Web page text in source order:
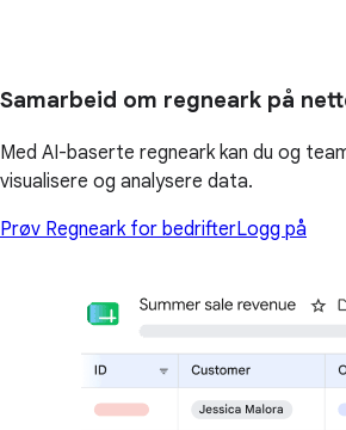
Samarbeid om regneark på
Med AI-baserte regneark kan du og
visualisere og analysere data.
Prøv Regneark for bedrifterLogg på